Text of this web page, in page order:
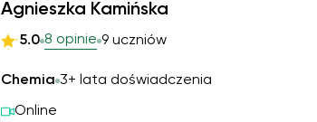
Agnieszka Kamińska
5.0 8 opinie 9 uczniów
Chemia 3+ lata doświadczenia
Online